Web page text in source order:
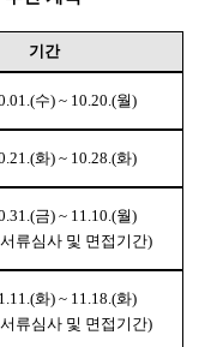
기간
수) ~ 10.20.(월)
화) ~ 10.28.(화)
금) ~ 11.10.(월)
류심사 및 면접기간)
화) ~ 11.18.(화)
류심사 및 면접기간)